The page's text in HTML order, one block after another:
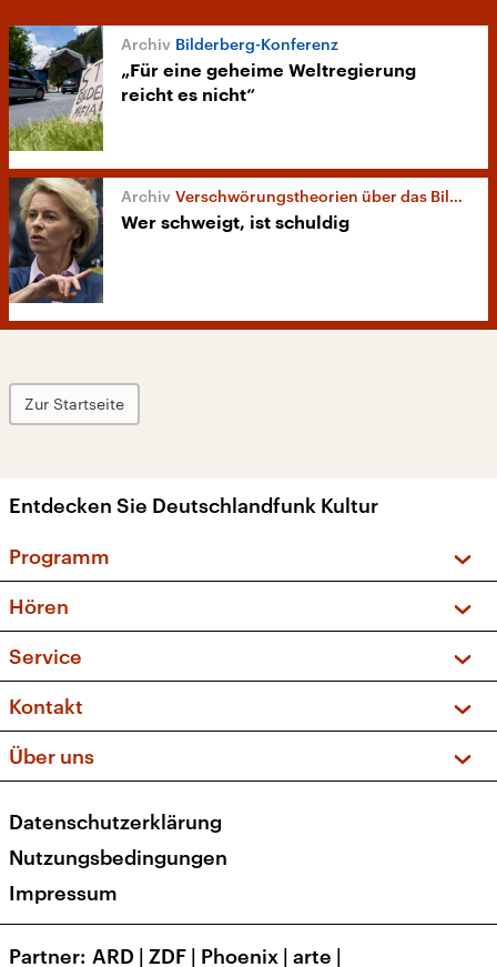
Bilderberg-Konferenz
„Für eine geheime Weltregierung
reicht es nicht“
Verschwörungstheorien über das Bilderberg-Treffen
Wer schweigt, ist schuldig
Zur Startseite
Entdecken Sie Deutschlandfunk Kultur
Programm
Sendungen und Podcasts
Musikliste
Kakadu – Das Kinderprogramm
Hören
Frequenzen (UKW + DAB+)
Service
FAQ
Apps
Newsletter
Veranstaltungen
Kontakt
Social Media
Über uns
Presse
Karriere
Transparenz
Datenschutzerklärung
Nutzungsbedingungen
Impressum
Partner ARD | ZDF | Phoenix | arte |